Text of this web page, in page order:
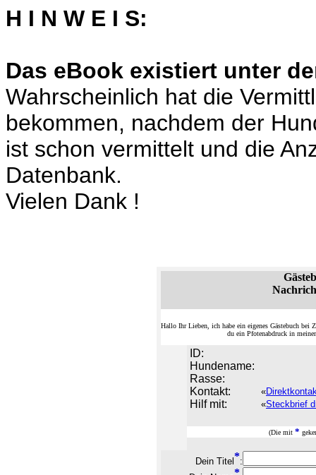
H I N W E I S:
Das eBook existiert unter
Wahrscheinlich hat die
bekommen, nachdem der
ist schon vermittelt und die
Datenbank.
Vielen Dank !
Hallo Ihr Lieben, ich habe ein eigenes Gästebuch bei
du ein Pfotenabdruck in
ID:
Hundename:
Rasse:
Kontakt:
«
Hilf mit: «Steckbrief
(Die mit *
Dein Titel *:
*